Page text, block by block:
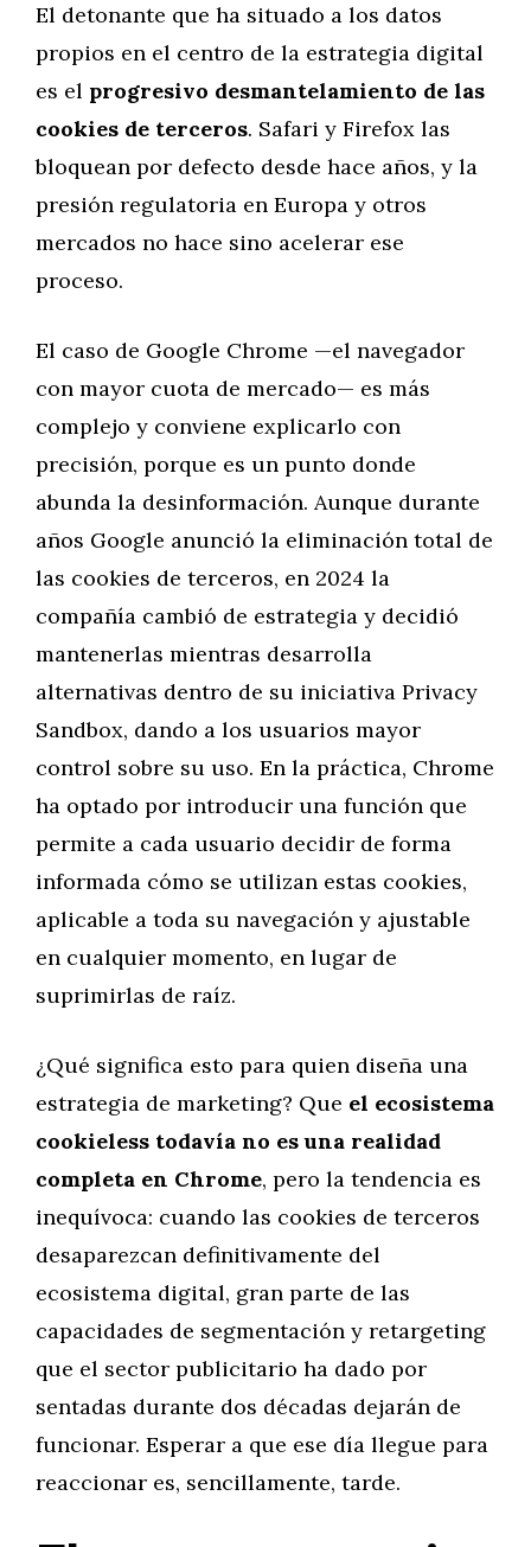
El detonante que ha situado a los datos
propios en el centro de la estrategia digital
es el progresivo desmantelamiento de las
cookies de terceros. Safari y Firefox las
bloquean por defecto desde hace años, y la
presión regulatoria en Europa y otros
mercados no hace sino acelerar ese
proceso.
El caso de Google Chrome —el navegador
con mayor cuota de mercado— es más
complejo y conviene explicarlo con
precisión, porque es un punto donde
abunda la desinformación. Aunque durante
años Google anunció la eliminación total de
las cookies de terceros, en 2024 la
compañía cambió de estrategia y decidió
mantenerlas mientras desarrolla
alternativas dentro de su iniciativa Privacy
Sandbox, dando a los usuarios mayor
control sobre su uso. En la práctica, Chrome
ha optado por introducir una función que
permite a cada usuario decidir de forma
informada cómo se utilizan estas cookies,
aplicable a toda su navegación y ajustable
en cualquier momento, en lugar de
suprimirlas de raíz.
¿Qué significa esto para quien diseña una
estrategia de marketing? Que el ecosistema
cookieless todavía no es una realidad
completa en Chrome, pero la tendencia es
inequívoca: cuando las cookies de terceros
desaparezcan definitivamente del
ecosistema digital, gran parte de las
capacidades de segmentación y retargeting
que el sector publicitario ha dado por
sentadas durante dos décadas dejarán de
funcionar. Esperar a que ese día llegue para
reaccionar es, sencillamente, tarde.